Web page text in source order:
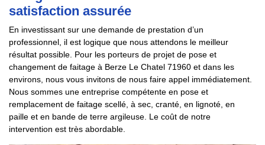
satisfaction assurée
En investissant sur une demande de prestation d’un
professionnel, il est logique que nous attendons le meilleur
résultat possible. Pour les porteurs de projet de pose et
changement de faitage à Berze Le Chatel 71960 et dans les
environs, nous vous invitons de nous faire appel immédiatement.
Nous sommes une entreprise compétente en pose et
remplacement de faitage scellé, à sec, cranté, en lignoté, en
paille et en bande de terre argileuse. Le coût de notre
intervention est très abordable.